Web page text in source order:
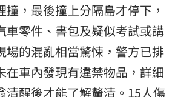
，最後撞上分隔島才停下，
車零件、書包及疑似考試或講
場的混亂相當驚悚，警方已排
在車內發現有違禁物品，詳細
清醒後才能了解釐清。15人傷